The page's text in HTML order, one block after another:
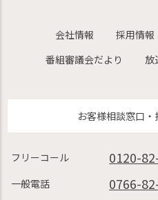
会社情報 採用情報
番組審議会だより
放
お客様相談窓口
フリーコール 0120-
一般電話 0766-